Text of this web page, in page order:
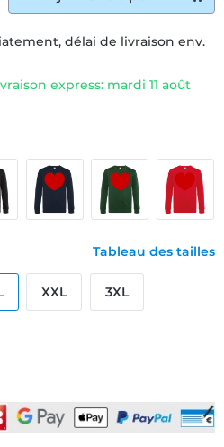
délai de livraison env.
express: mardi 11 août
Tableau des tailles
XXL 3XL